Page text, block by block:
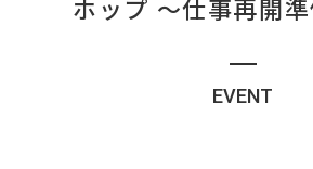
ホップ ～仕事再開
EVENT